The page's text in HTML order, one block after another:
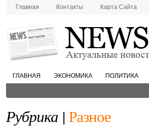
Главная Контакты Карта Сайта
ГЛАВНАЯ ЭКОНОМИКА ПОЛИТИКА
Рубрика | Разное